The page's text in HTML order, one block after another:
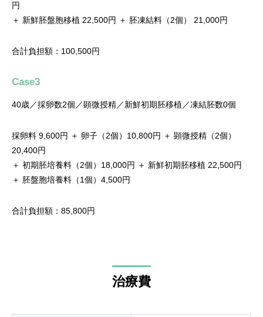
円
＋ 新鮮胚盤胞移植 22,500円 ＋ 胚凍結料（2個） 21,000円
合計負担額：100,500円
Case3
40歳／採卵数2個／顕微授精／新鮮初期胚移植／凍結胚数0個
採卵料 9,600円 ＋ 卵子（2個）10,800円 ＋ 顕微授精（2個）
20,400円
＋ 初期胚培養料（2個）18,000円 ＋ 新鮮初期胚移植 22,500円
＋ 胚盤胞培養料（1個）4,500円
合計負担額：85,800円
治療費